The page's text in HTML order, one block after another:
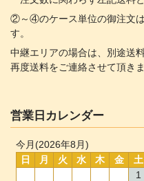
②～④のケース単位の御注文
す。
中継エリアの場合は、別途送
再度送料をご連絡させて頂きま
営業日カレンダー
今月(2026年8月)
日
月 火 水 木 金
土
1